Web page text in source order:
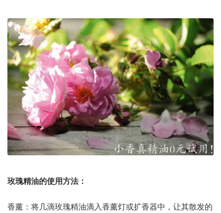
玫瑰精油的使用方法：
香薰：将几滴玫瑰精油滴入香薰灯或扩香器中，让其散发的